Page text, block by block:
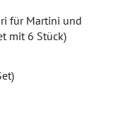
für Martini und
mit 6 Stück)